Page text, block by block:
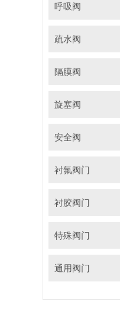
呼吸阀
疏水阀
隔膜阀
旋塞阀
安全阀
衬氟阀门
衬胶阀门
特殊阀门
通用阀门